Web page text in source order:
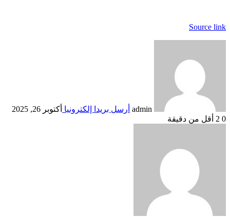
Source link
admin أرسل بريدا إلكترونيا أكتوبر 26, 2025
0
أقل من دقيقة